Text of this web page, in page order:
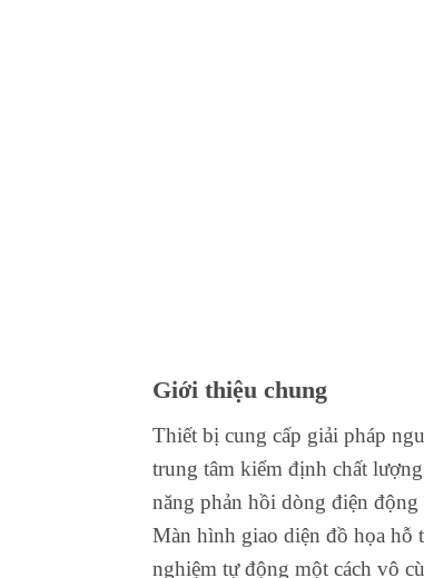
Giới thiệu chung
Thiết bị cung cấp giải pháp
trung tâm kiểm định chất
năng phản hồi dòng điện
Màn hình giao diện đồ họa hỗ
nghiệm tự động một cách vô